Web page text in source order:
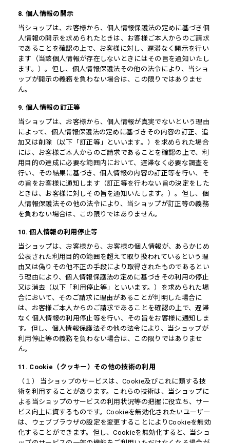
8. 個人情報の開示
当ショップは、お客様から、個人情報保護法の定めに基づき個
人情報の開示を求められたときは、お客様ご本人からのご請求
であることを確認の上で、お客様に対し、遅滞なく開示を行い
ます（当該個人情報が存在しないときにはその旨を通知いたし
ます。）。但し、個人情報保護法その他の法令により、当ショ
ップが開示の義務を負わない場合は、この限りではありませ
ん。
9. 個人情報の訂正等
当ショップは、お客様から、個人情報が真実でないという理由
によって、個人情報保護法の定めに基づきその内容の訂正、追
加又は削除（以下「訂正等」といいます。）を求められた場合
には、お客様ご本人からのご請求であることを確認の上で、利
用目的の達成に必要な範囲内において、遅滞なく必要な調査を
行い、その結果に基づき、個人情報の内容の訂正等を行い、そ
の旨をお客様に通知します（訂正等を行わない旨の決定をした
ときは、お客様に対しその旨を通知いたします。）。但し、個
人情報保護法その他の法令により、当ショップが訂正等の義務
を負わない場合は、この限りではありません。
10. 個人情報の利用停止等
当ショップは、お客様から、お客様の個人情報が、あらかじめ
公表された利用目的の範囲を超えて取り扱われているという理
由又は偽りその他不正の手段により取得されたものであるとい
う理由により、個人情報保護法の定めに基づきその利用の停止
又は消去（以下「利用停止等」といいます。）を求められた場
合において、そのご請求に理由があることが判明した場合に
は、お客様ご本人からのご請求であることを確認の上で、遅滞
なく個人情報の利用停止等を行い、その旨をお客様に通知しま
す。但し、個人情報保護法その他の法令により、当ショップが
利用停止等の義務を負わない場合は、この限りではありませ
ん。
11. Cookie（クッキー）その他の技術の利用
（１） 当ショップのサービスは、Cookie及びこれに類する技
術を利用することがあります。これらの技術は、当ショップに
よる当ショップのサービスの利用状況等の把握に役立ち、サー
ビス向上に資するものです。Cookieを無効化されたいユーザー
は、ウェブブラウザの設定を変更することによりCookieを無効
化することができます。但し、Cookieを無効化すると、当ショ